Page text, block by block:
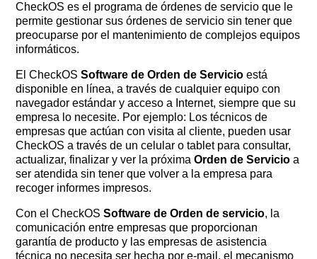
CheckOS es el programa de órdenes de servicio que le
permite gestionar sus órdenes de servicio sin tener que
preocuparse por el mantenimiento de complejos equipos
informáticos.
El CheckOSSoftware de Orden de Servicio está
disponible en línea, a través de cualquier equipo con
navegador estándar y acceso a Internet, siempre que su
empresa lo necesite. Por ejemplo: Los técnicos de
empresas que actúan con visita al cliente, pueden usar
CheckOS a través de un celular o tablet para consultar,
actualizar, finalizar y ver la próximaOrden de Servicio a
ser atendida sin tener que volver a la empresa para
recoger informes impresos.
Con el CheckOSSoftware de Orden de servicio, la
comunicación entre empresas que proporcionan
garantía de producto y las empresas de asistencia
técnica no necesita ser hecha por e-mail, el mecanismo